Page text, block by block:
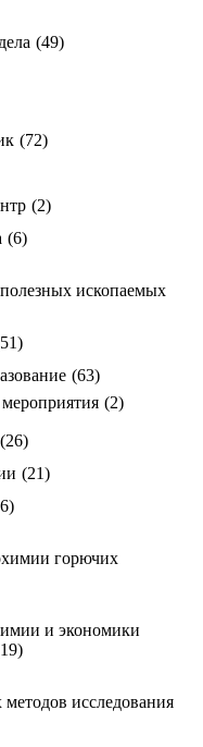
(49)
(72)
(2)
(6)
ископаемых
(63)
(2)
(26)
(21)
горючих
и экономики
исследования